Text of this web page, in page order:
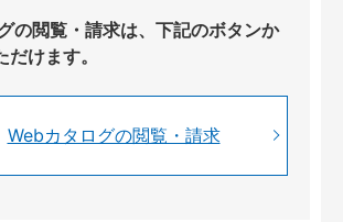
の閲覧・請求は、下記のボタンか
けます。
Webカタログの閲覧・請求